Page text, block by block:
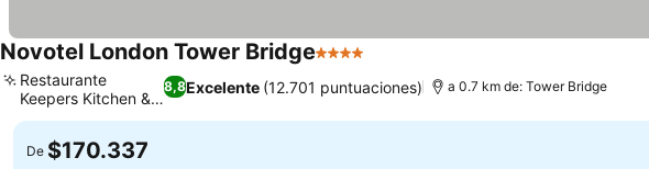
Novotel London Tower Bridge4 Estrellas
8,8Excelente (12.701 puntuaciones)
Restaurante
Keepers Kitchen &
Bar
a 0.7 km de: Tower Bridge
De $170.337